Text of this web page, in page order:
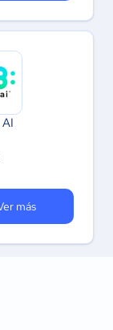
más